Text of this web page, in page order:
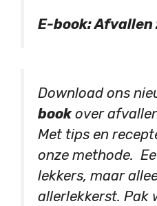
E-book: Afvallen
Download ons
bookover
Met tips en
onze methode.
lekkers, maar
allerlekkerst. Pak